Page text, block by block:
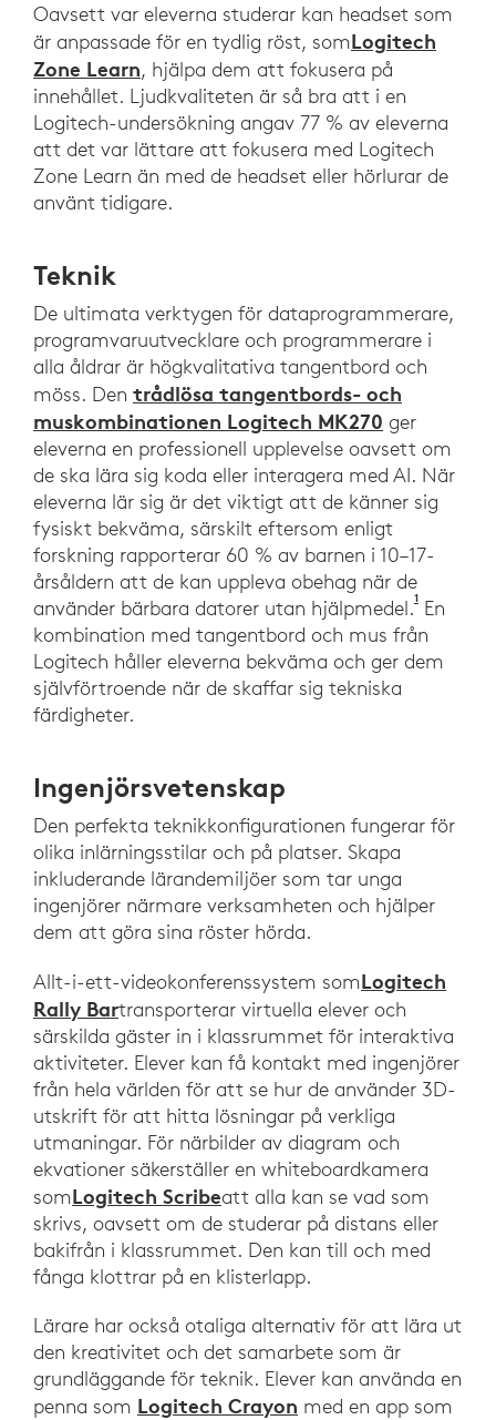
Oavsett var eleverna studerar kan headset som
är anpassade för en tydlig röst, somLogitech
Zone Learn, hjälpa dem att fokusera på
innehållet. Ljudkvaliteten är så bra att i en
Logitech-undersökning angav 77 % av eleverna
att det var lättare att fokusera med Logitech
Zone Learn än med de headset eller hörlurar de
använt tidigare.
Teknik
De ultimata verktygen för dataprogrammerare,
programvaruutvecklare och programmerare i
alla åldrar är högkvalitativa tangentbord och
möss. Den trådlösa tangentbords- och
muskombinationen Logitech MK270 ger
eleverna en professionell upplevelse oavsett om
de ska lära sig koda eller interagera med AI. När
eleverna lär sig är det viktigt att de känner sig
fysiskt bekväma, särskilt eftersom enligt
forskning rapporterar 60 % av barnen i 10–17-
årsåldern att de kan uppleva obehag när de
använder bärbara datorer utan hjälpmedel.1 Harris,
En
kombination med tangentbord och mus från
Logitech håller eleverna bekväma och ger dem
självförtroende när de skaffar sig tekniska
färdigheter.
Ingenjörsvetenskap
Den perfekta teknikkonfigurationen fungerar för
olika inlärningsstilar och på platser. Skapa
inkluderande lärandemiljöer som tar unga
ingenjörer närmare verksamheten och hjälper
dem att göra sina röster hörda.
Allt-i-ett-videokonferenssystem somLogitech
Rally Bartransporterar virtuella elever och
särskilda gäster in i klassrummet för interaktiva
aktiviteter. Elever kan få kontakt med ingenjörer
från hela världen för att se hur de använder 3D-
utskrift för att hitta lösningar på verkliga
utmaningar. För närbilder av diagram och
ekvationer säkerställer en whiteboardkamera
somLogitech Scribeatt alla kan se vad som
skrivs, oavsett om de studerar på distans eller
bakifrån i klassrummet. Den kan till och med
fånga klottrar på en klisterlapp.
Lärare har också otaliga alternativ för att lära ut
den kreativitet och det samarbete som är
grundläggande för teknik. Elever kan använda en
penna som Logitech Crayon med en app som